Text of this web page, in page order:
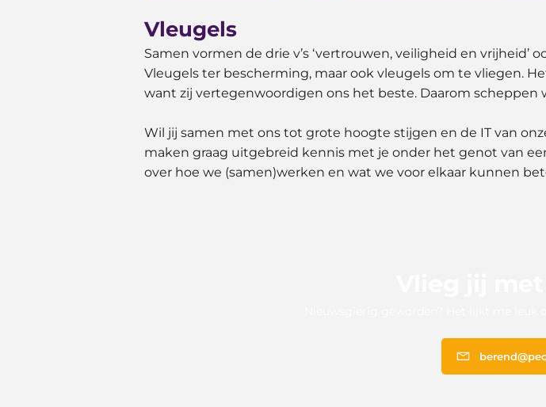
Vleugels
Samen vormen de drie v’s ‘vertrouwen, veiligheid en vrijheid’
Vleugels ter bescherming, maar ook vleugels om te vliegen.
want zij vertegenwoordigen ons het beste. Daarom scheppen
Wil jij samen met ons tot grote hoogte stijgen en de IT van
maken graag uitgebreid kennis met je onder het genot van
over hoe we (samen)werken en wat we voor elkaar kunnen